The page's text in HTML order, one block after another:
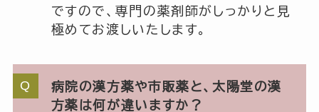
ですので、専門の薬剤師がしっかりと見
極めてお渡しいたします。
病院の漢方薬や市販薬と、太陽堂の漢
方薬は何が違いますか？